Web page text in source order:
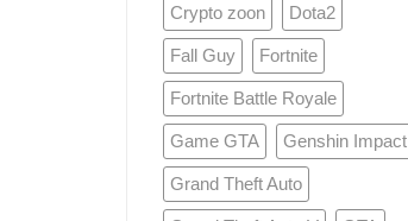
Crypto zoon Dota2
Fall Guy Fortnite
Fortnite Battle Royale
Game GTA Genshin Impact
Grand Theft Auto